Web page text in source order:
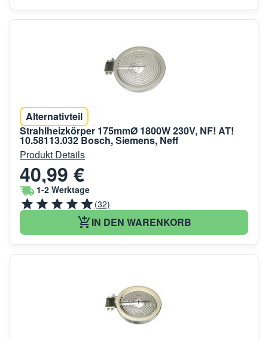
Alternativteil
Strahlheizkörper 175mmØ 1800W 230V, NF! AT!
10.58113.032 Bosch, Siemens, Neff
Produkt Details
40,99 €
1-2 Werktage
(32)
IN DEN WARENKORB